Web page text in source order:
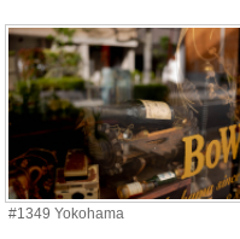
#1349 Yokohama